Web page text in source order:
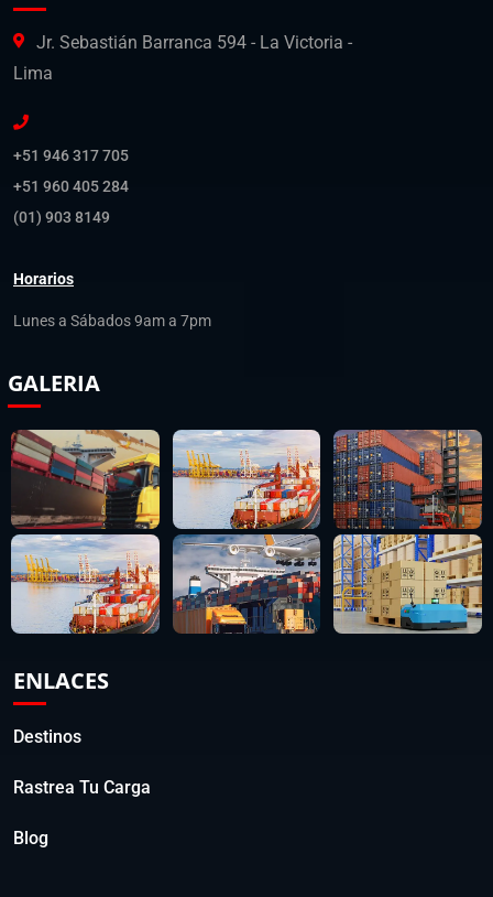
Jr. Sebastián Barranca 594 - La Victoria -
Lima
+51 946 317 705
+51 960 405 284
(01) 903 8149
Horarios
Lunes a Sábados 9am a 7pm
GALERIA
ENLACES
Destinos
Rastrea Tu Carga
Blog